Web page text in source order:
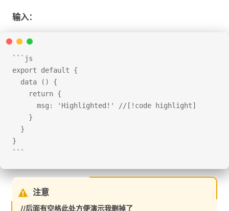
输入：
```js
export default {
  data () {
    return {
      msg: 'Highlighted!' //[!code highlight]
    }
  }
}
```
注意
//后面有空格此处方便演示我删掉了